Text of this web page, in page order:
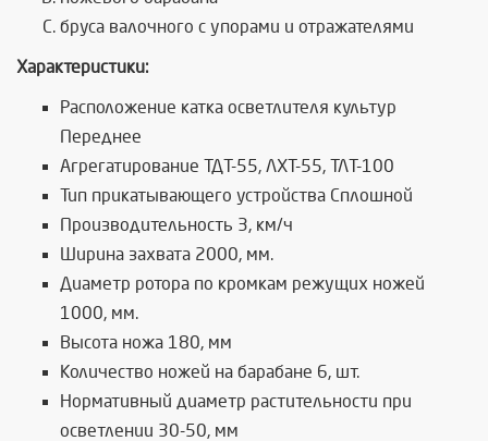
бруса валочного с упорами и отражателями
Характеристики:
Расположение катка осветлителя культур
Переднее
Агрегатирование ТДТ-55, ЛХТ-55, ТЛТ-100
Тип прикатывающего устройства Сплошной
Производительность 3, км/ч
Ширина захвата 2000, мм.
Диаметр ротора по кромкам режущих ножей
1000, мм.
Высота ножа 180, мм
Количество ножей на барабане 6, шт.
Нормативный диаметр растительности при
осветлении 30-50, мм